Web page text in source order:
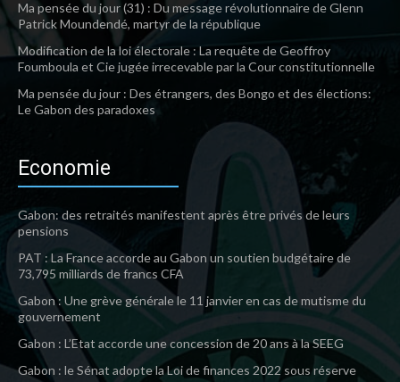
Ma pensée du jour (31) : Du message révolutionnaire de Glenn
Patrick Moundendé, martyr de la république
Modification de la loi électorale : La requête de Geoffroy
Foumboula et Cie jugée irrecevable par la Cour constitutionnelle
Ma pensée du jour : Des étrangers, des Bongo et des élections:
Le Gabon des paradoxes
Economie
Gabon: des retraités manifestent après être privés de leurs
pensions
PAT : La France accorde au Gabon un soutien budgétaire de
73,795 milliards de francs CFA
Gabon : Une grève générale le 11 janvier en cas de mutisme du
gouvernement
Gabon : L’Etat accorde une concession de 20 ans à la SEEG
Gabon : le Sénat adopte la Loi de finances 2022 sous réserve